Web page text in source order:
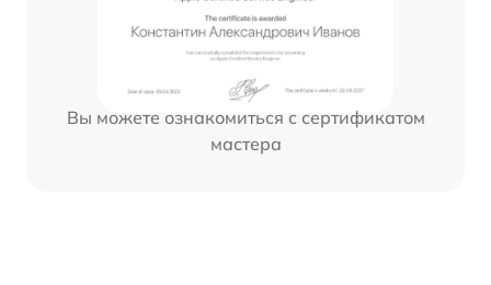
Вы можете ознакомиться с сертификатом
мастера